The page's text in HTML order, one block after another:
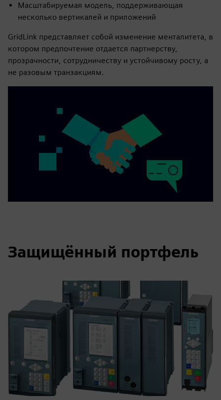
Масштабируемая модель, поддерживающая
несколько вертикалей и приложений
GridLink представляет собой изменение менталитета, в
котором предпочтение отдается партнерству,
прозрачности, сотрудничеству и устойчивому росту, а
не разовым транзакциям.
Защищённый портфель